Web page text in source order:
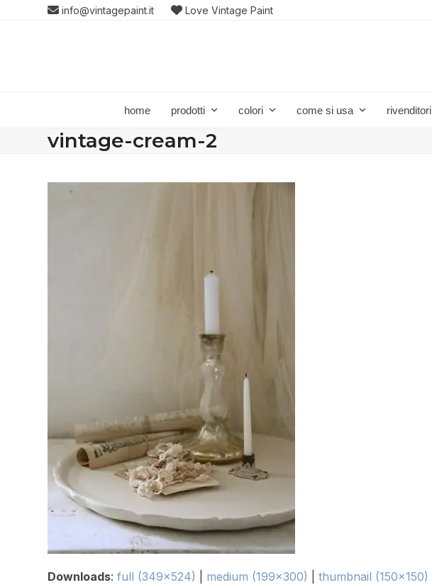
info@vintagepaint.it Love Vintage Paint
home prodotti colori come si usa rivenditori
vintage-cream-2
Downloads:full (349x524) medium (199x300) |thumbnail (150x150)